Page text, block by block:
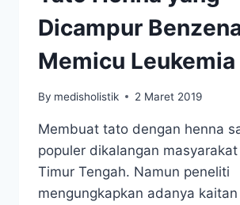
Dicampur
Memicu Leukemia
By medisholistik 2 Maret 2019
Membuat tato dengan henna
populer dikalangan
Timur Tengah. Namun peneliti
mengungkapkan adanya